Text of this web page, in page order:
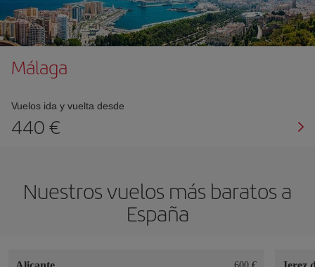
Málaga
Vuelos ida y vuelta desde
440 €
Nuestros vuelos más baratos a
España